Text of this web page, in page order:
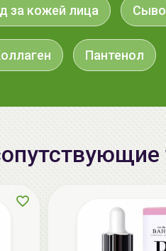
за кожей лица
Пантенол